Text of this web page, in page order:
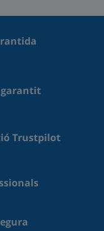
garantit
Trustpilot